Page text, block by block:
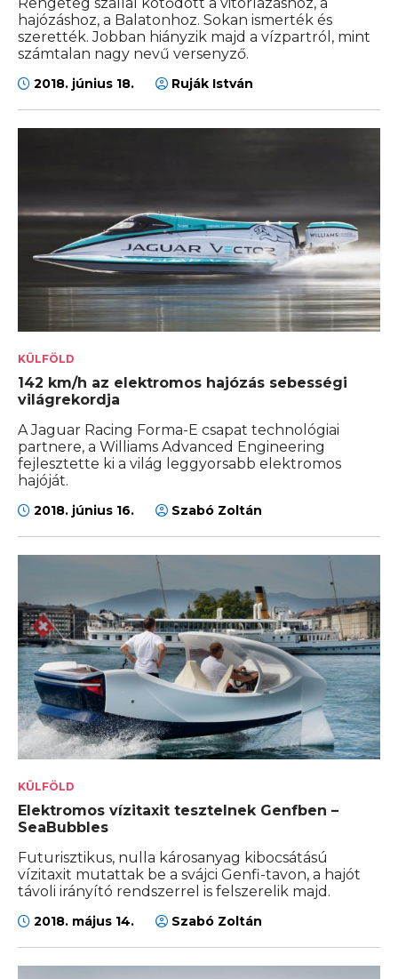
hajózáshoz, a Balatonhoz. Sokan ismerték és
szerették. Jobban hiányzik majd a vízpartról, mint
számtalan nagy nevű versenyző.
2018. június 18. Ruják István
KÜLFÖLD
142 km/h az elektromos hajózás sebességi
világrekordja
A Jaguar Racing Forma-E csapat technológiai
partnere, a Williams Advanced Engineering
fejlesztette ki a világ leggyorsabb elektromos
hajóját.
2018. június 16. Szabó Zoltán
KÜLFÖLD
Elektromos vízitaxit tesztelnek Genfben –
SeaBubbles
Futurisztikus, nulla károsanyag kibocsátású
vízitaxit mutattak be a svájci Genfi-tavon, a hajót
távoli irányító rendszerrel is felszerelik majd.
2018. május 14. Szabó Zoltán